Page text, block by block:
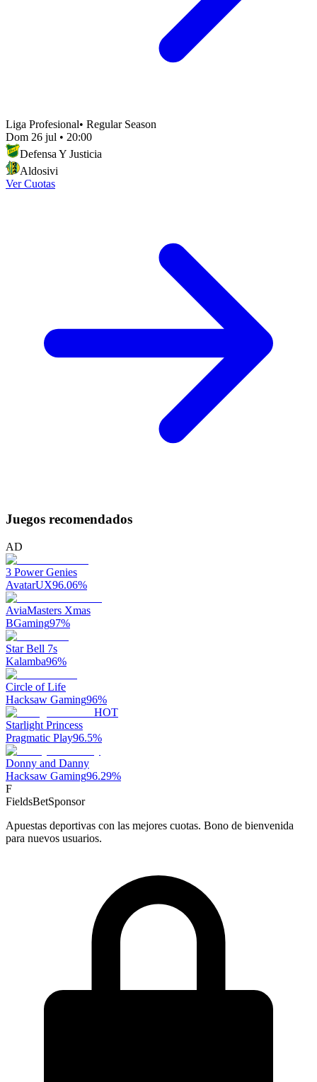
Liga Profesional• Regular Season
Dom 26 jul • 20:00
Defensa Y Justicia
Aldosivi
Ver Cuotas
Juegos recomendados
AD
3 Power Genies
AvatarUX96.06%
AviaMasters Xmas
BGaming97%
Star Bell 7s
Kalamba96%
Circle of Life
Hacksaw Gaming96%
HOT
Starlight Princess
Pragmatic Play96.5%
Donny and Danny
Hacksaw Gaming96.29%
F
FieldsBetSponsor
Apuestas deportivas con las mejores cuotas. Bono de bienvenida
para nuevos usuarios.